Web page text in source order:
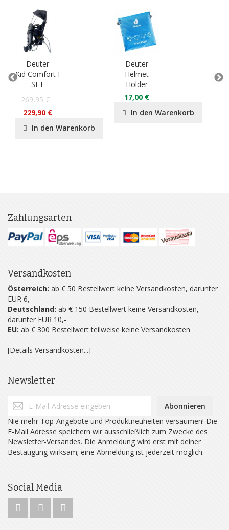
Deuter
Kid Comfort I
SET
269,95 €
229,90 €
In den Warenkorb
Deuter
Helmet
Holder
17,00 €
In den Warenkorb
Zahlungsarten
Versandkosten
Österreich: ab € 50 Bestellwert keine Versandkosten, darunter
EUR 6,-
Deutschland: ab € 150 Bestellwert keine Versandkosten,
darunter EUR 10,-
EU: ab € 300 Bestellwert teilweise keine Versandkosten
[Details Versandkosten...]
Newsletter
Abonnieren
Nie mehr Top-Angebote und Produktneuheiten versäumen! Die
E-Mail Adresse speichern wir ausschließlich zum Zwecke des
Newsletter-Versandes. Die Anmeldung wird erst mit deiner
Bestätigung wirksam; eine Abmeldung ist jederzeit möglich.
Social Media